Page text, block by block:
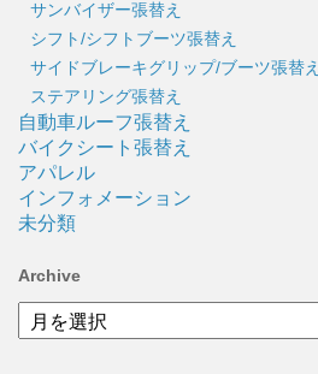
サンバイザー張替え
シフト/シフトブーツ張替え
サイドブレーキグリップ/ブーツ張替え
ステアリング張替え
自動車ルーフ張替え
バイクシート張替え
アパレル
インフォメーション
未分類
Archive
Archive